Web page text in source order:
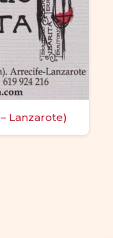
Lanzarote)